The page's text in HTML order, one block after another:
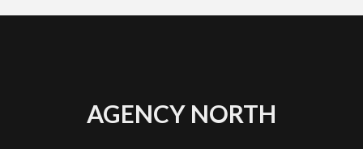
AGENCY NORTH